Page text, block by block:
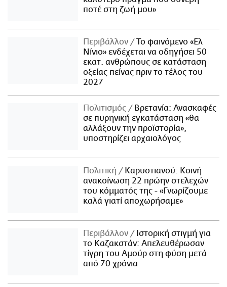
ποτέ στη ζωή μου»
Περιβάλλον
Το φαινόμενο «Ελ
Νίνιο» ενδέχεται να οδηγήσει 50
εκατ. ανθρώπους σε κατάσταση
οξείας πείνας πριν το τέλος του
2027
Πολιτισμός
Βρετανία: Ανασκαφές
σε πυρηνική εγκατάσταση «θα
αλλάξουν την προϊστορία»,
υποστηρίζει αρχαιολόγος
Πολιτική
Καρυστιανού: Κοινή
ανακοίνωση 22 πρώην στελεχών
του κόμματός της - «Γνωρίζουμε
καλά γιατί αποχωρήσαμε»
Περιβάλλον
Ιστορική στιγμή για
το Καζακστάν: Απελευθέρωσαν
τίγρη του Αμούρ στη φύση μετά
από 70 χρόνια